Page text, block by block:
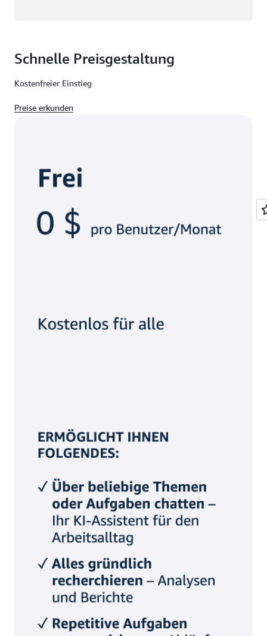
Schnelle Preisgestaltung
Kostenfreier Einstieg
Preise erkunden